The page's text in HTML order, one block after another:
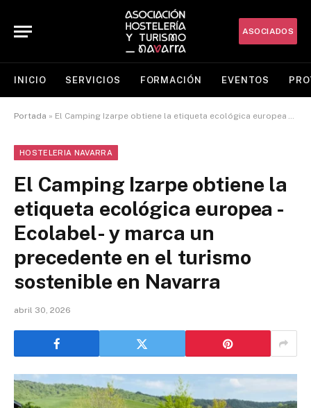
ASOCIADOS
INICIO SERVICIOS FORMACIÓN EVENTOS
Portada » El Camping Izarpe obtiene la etiqueta ecológica europea -Ecolabel- y marca un precedente en el turismo sostenible en Navarra
HOSTELERIA NAVARRA
El Camping Izarpe obtiene la
etiqueta ecológica europea -
Ecolabel- y marca un
precedente en el turismo
sostenible en Navarra
abril 30, 2026